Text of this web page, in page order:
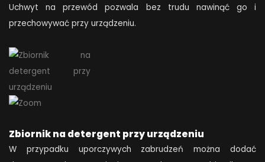
Uchwyt na przewód pozwala bez trudu nawinąć go i
przechowywać przy urządzeniu.
Zbiornik na detergent przy urządzeniu
W przypadku uporczywych zabrudzeń można dodać